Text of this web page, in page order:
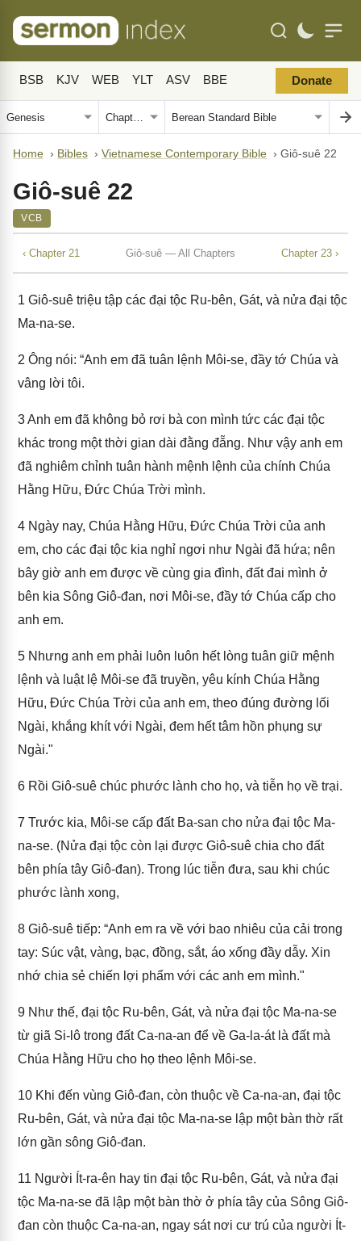
BSB KJV WEB YLT ASV BBE Donate
Home › Bibles › Vietnamese Contemporary Bible › Giô-suê 22
Giô-suê 22
VCB
‹ Chapter 21 Giô-suê — All Chapters Chapter 23 ›
1 Giô-suê triệu tập các đại tộc Ru-bên, Gát, và nửa đại tộc
Ma-na-se.
2 Ông nói: “Anh em đã tuân lệnh Môi-se, đầy tớ Chúa và
vâng lời tôi.
3Anh em đã không bỏ rơi bà con mình tức các đại tộc
khác trong một thời gian dài đằng đẵng. Như vậy anh em
đã nghiêm chỉnh tuân hành mệnh lệnh của chính Chúa
Hằng Hữu, Đức Chúa Trời mình.
4 Ngày nay, Chúa Hằng Hữu, Đức Chúa Trời của anh
em, cho các đại tộc kia nghỉ ngơi như Ngài đã hứa; nên
bây giờ anh em được về cùng gia đình, đất đai mình ở
bên kia Sông Giô-đan, nơi Môi-se, đầy tớ Chúa cấp cho
anh em.
5 Nhưng anh em phải luôn luôn hết lòng tuân giữ mệnh
lệnh và luật lệ Môi-se đã truyền, yêu kính Chúa Hằng
Hữu, Đức Chúa Trời của anh em, theo đúng đường lối
Ngài, khắng khít với Ngài, đem hết tâm hồn phụng sự
Ngài."
6 Rồi Giô-suê chúc phước lành cho họ, và tiễn họ về trại.
7 Trước kia, Môi-se cấp đất Ba-san cho nửa đại tộc Ma-
na-se. (Nửa đại tộc còn lại được Giô-suê chia cho đất
bên phía tây Giô-đan). Trong lúc tiễn đưa, sau khi chúc
phước lành xong,
8 Giô-suê tiếp: “Anh em ra về với bao nhiêu của cải trong
tay: Súc vật, vàng, bạc, đồng, sắt, áo xống đầy dẫy. Xin
nhớ chia sẻ chiến lợi phẩm với các anh em mình."
9 Như thế, đại tộc Ru-bên, Gát, và nửa đại tộc Ma-na-se
từ giã Si-lô trong đất Ca-na-an để về Ga-la-át là đất mà
Chúa Hằng Hữu cho họ theo lệnh Môi-se.
10 Khi đến vùng Giô-đan, còn thuộc về Ca-na-an, đại tộc
Ru-bên, Gát, và nửa đại tộc Ma-na-se lập một bàn thờ rất
lớn gần sông Giô-đan.
11 Người Ít-ra-ên hay tin đại tộc Ru-bên, Gát, và nửa đại
tộc Ma-na-se đã lập một bàn thờ ở phía tây của Sông Giô-
đan còn thuộc Ca-na-an, ngay sát nơi cư trú của người Ít-